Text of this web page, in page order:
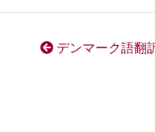
デンマーク語翻